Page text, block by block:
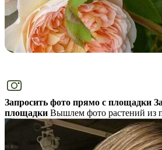
Запросить фото прямо с площадки
площадки Вышлем фото растений из